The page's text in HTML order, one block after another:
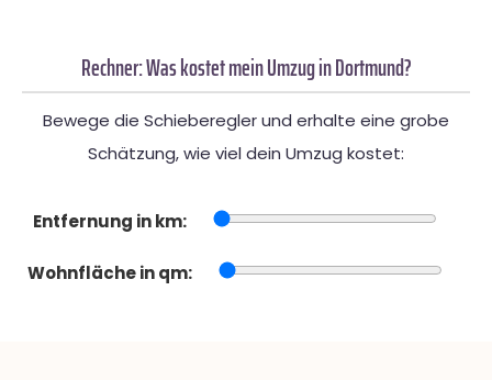
Rechner: Was kostet mein Umzug in Dortmund?
Bewege die Schieberegler und erhalte eine grobe
Schätzung, wie viel dein Umzug kostet:
Entfernung in km:
Wohnfläche in qm: